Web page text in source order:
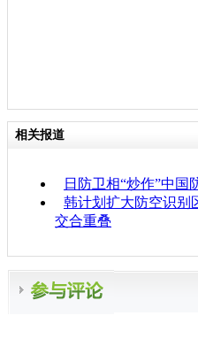
相关报道
日防卫相“炒作”中国
韩计划扩大防空识别
交合重叠